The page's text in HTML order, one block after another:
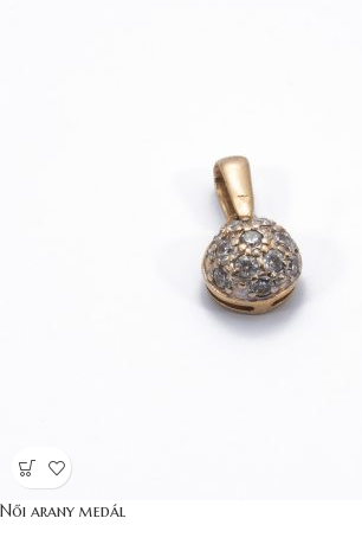
Női arany medál